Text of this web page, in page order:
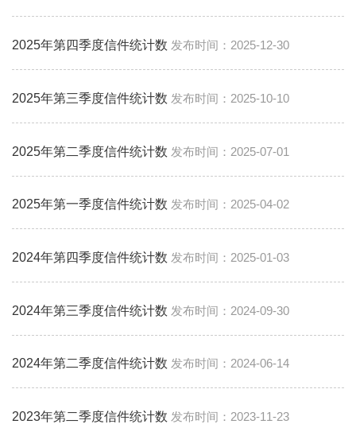
2025年第四季度信件统计数 2025-12-30
2025年第三季度信件统计数 2025-10-10
2025年第二季度信件统计数 2025-07-01
2025年第一季度信件统计数 2025-04-02
2024年第四季度信件统计数 2025-01-03
2024年第三季度信件统计数 2024-09-30
2024年第二季度信件统计数 2024-06-14
2023年第二季度信件统计数 2023-11-23